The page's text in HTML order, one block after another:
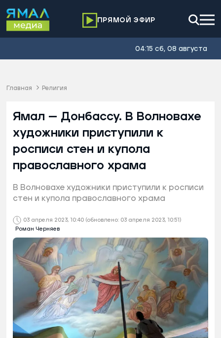
ПРЯМОЙ ЭФИР
04:15 сб, 08 августа
Главная Религия
03 апреля 2023, 10:40 (обновлено: 03 апреля 2023, 10:51)
Роман Черняев
Ямал — Донбассу. В Волновахе
художники приступили к
росписи стен и купола
православного храма
В Волновахе художники приступили к росписи
стен и купола православного храма